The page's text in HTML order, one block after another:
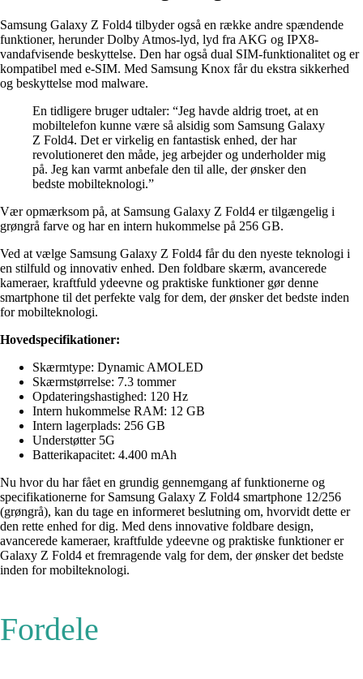
Samsung Galaxy Z Fold4 tilbyder også en række andre spændende
funktioner, herunder Dolby Atmos-lyd, lyd fra AKG og IPX8-
vandafvisende beskyttelse. Den har også dual SIM-funktionalitet og er
kompatibel med e-SIM. Med Samsung Knox får du ekstra sikkerhed
og beskyttelse mod malware.
En tidligere bruger udtaler: “Jeg havde aldrig troet, at en
mobiltelefon kunne være så alsidig som Samsung Galaxy
Z Fold4. Det er virkelig en fantastisk enhed, der har
revolutioneret den måde, jeg arbejder og underholder mig
på. Jeg kan varmt anbefale den til alle, der ønsker den
bedste mobilteknologi.”
Vær opmærksom på, at Samsung Galaxy Z Fold4 er tilgængelig i
grøngrå farve og har en intern hukommelse på 256 GB.
Ved at vælge Samsung Galaxy Z Fold4 får du den nyeste teknologi i
en stilfuld og innovativ enhed. Den foldbare skærm, avancerede
kameraer, kraftfuld ydeevne og praktiske funktioner gør denne
smartphone til det perfekte valg for dem, der ønsker det bedste inden
for mobilteknologi.
Hovedspecifikationer:
Skærmtype: Dynamic AMOLED
Skærmstørrelse: 7.3 tommer
Opdateringshastighed: 120 Hz
Intern hukommelse RAM: 12 GB
Intern lagerplads: 256 GB
Understøtter 5G
Batterikapacitet: 4.400 mAh
Nu hvor du har fået en grundig gennemgang af funktionerne og
specifikationerne for Samsung Galaxy Z Fold4 smartphone 12/256
(grøngrå), kan du tage en informeret beslutning om, hvorvidt dette er
den rette enhed for dig. Med dens innovative foldbare design,
avancerede kameraer, kraftfulde ydeevne og praktiske funktioner er
Galaxy Z Fold4 et fremragende valg for dem, der ønsker det bedste
inden for mobilteknologi.
Fordele